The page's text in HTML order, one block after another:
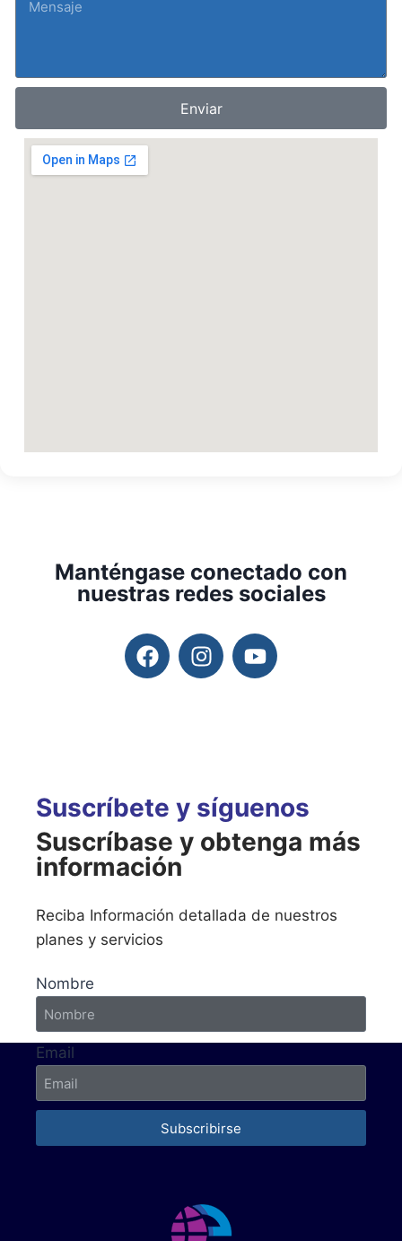
Enviar
Manténgase conectado con
nuestras redes sociales
Suscríbete y síguenos
Suscríbase y obtenga más
información
Reciba Información detallada de nuestros
planes y servicios
Nombre
Email
Subscribirse